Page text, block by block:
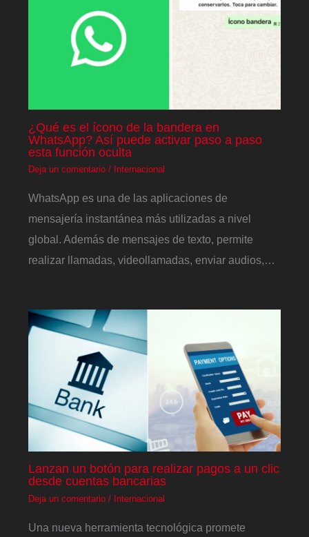
¿Qué es el ícono de la bandera en
WhatsApp? Así puede activar paso a paso
esta función oculta
Deja un comentario / Internacional
WhatsApp es una de las aplicaciones de
mensajería instantánea más utilizadas a nivel
global. Además de mensajes de texto, permite
realizar llamadas, videollamadas, enviar audios,…
Lanzan un botón para realizar pagos a un clic
desde cuentas bancarias
Deja un comentario / Internacional
Una nueva herramienta tecnológica promete